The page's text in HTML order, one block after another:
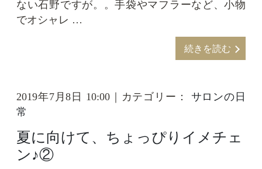
ない石野ですが。。手袋やマフラーなど、小物
でオシャレ …
続きを読む
2019年7月8日 10:00｜カテゴリー： サロンの日
常
夏に向けて、ちょっぴりイメチェ
ン♪②